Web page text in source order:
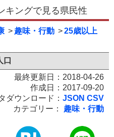
キングで見る県民性
趣味・行動
25歳以上
口
最終更新日：2018-04-26
作成日：2017-09-20
ダウンロード： JSON CSV
カテゴリー：
趣味・行動